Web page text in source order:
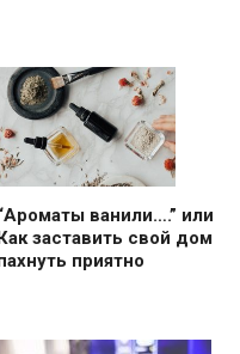
ванили….” или
заставить свой дом
приятно